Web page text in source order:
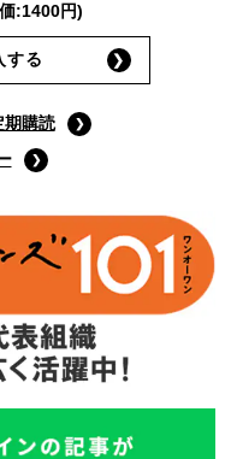
:1400円)
する
期購読